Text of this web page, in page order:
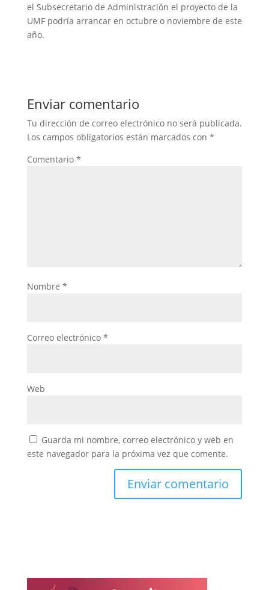
el Subsecretario de Administración el proyecto de la
UMF podría arrancar en octubre o noviembre de este
año.
Enviar comentario
Tu dirección de correo electrónico no será publicada.
Los campos obligatorios están marcados con *
Comentario *
Nombre *
Correo electrónico *
Web
Guarda mi nombre, correo electrónico y web en
este navegador para la próxima vez que comente.